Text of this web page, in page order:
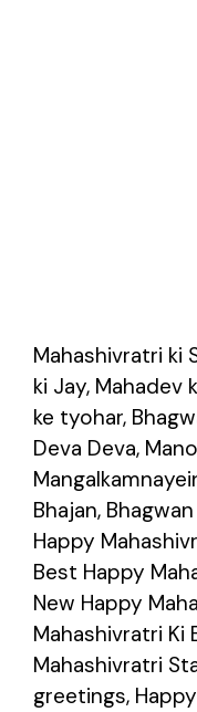
Mahashivratri ki
ki Jay, Mahadev
ke tyohar,
Deva Deva,
Bhajan,
Happy
Best Happy
New Happy
Mahashivratri Ki
Mahashivratri
greetings,